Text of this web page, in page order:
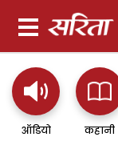
ऑडियो कहानी